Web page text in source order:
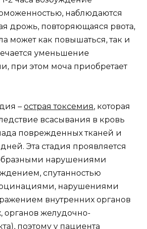
наблюдаются
дрожь, повторяющаяся рвота,
может как повышаться, так и
уменьшение
при этом моча приобретает
– острая токсемия, которая
всасывания в кровь
поврежденных тканей и
Эта стадия проявляется
нарушениями
спутанностью
нарушениями
внутренних органов
органов желудочно-
поэтому у пациента